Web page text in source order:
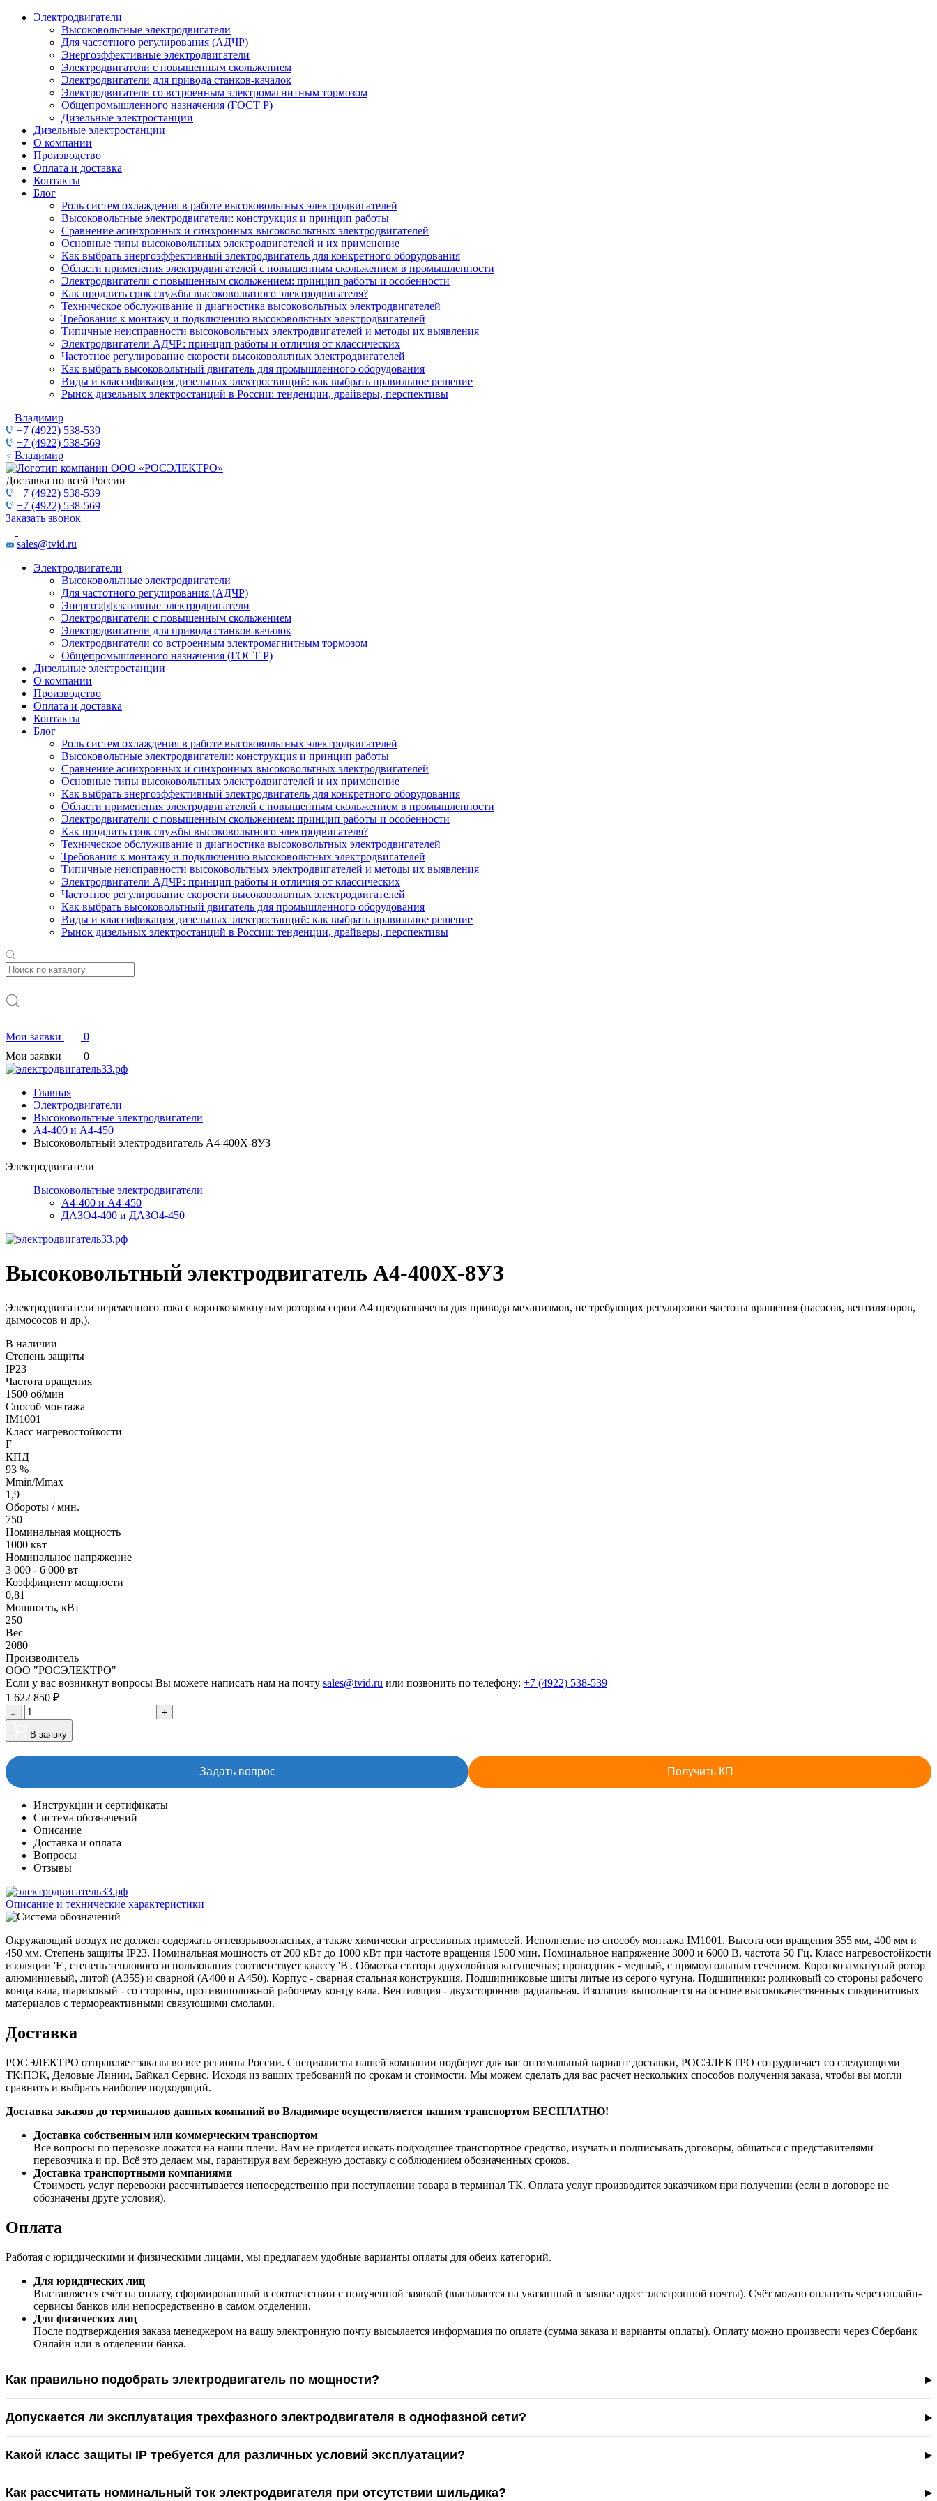
Электродвигатели
Высоковольтные электродвигатели
Для частотного регулирования (АДЧР)
Энергоэффективные электродвигатели
Электродвигатели с повышенным скольжением
Электродвигатели для привода станков-качалок
Электродвигатели со встроенным электромагнитным тормозом
Общепромышленного назначения (ГОСТ Р)
Дизельные электростанции
Дизельные электростанции
О компании
Производство
Оплата и доставка
Контакты
Блог
Роль систем охлаждения в работе высоковольтных электродвигателей
Высоковольтные электродвигатели: конструкция и принцип работы
Сравнение асинхронных и синхронных высоковольтных электродвигателей
Основные типы высоковольтных электродвигателей и их применение
Как выбрать энергоэффективный электродвигатель для конкретного оборудования
Области применения электродвигателей с повышенным скольжением в промышленности
Электродвигатели с повышенным скольжением: принцип работы и особенности
Как продлить срок службы высоковольтного электродвигателя?
Техническое обслуживание и диагностика высоковольтных электродвигателей
Требования к монтажу и подключению высоковольтных электродвигателей
Типичные неисправности высоковольтных электродвигателей и методы их выявления
Электродвигатели АДЧР: принцип работы и отличия от классических
Частотное регулирование скорости высоковольтных электродвигателей
Как выбрать высоковольтный двигатель для промышленного оборудования
Виды и классификация дизельных электростанций: как выбрать правильное решение
Рынок дизельных электростанций в России: тенденции, драйверы, перспективы
Владимир
+7 (4922) 538-539
+7 (4922) 538-569
Владимир
Доставка по всей России
+7 (4922) 538-539
+7 (4922) 538-569
Заказать звонок
sales@tvid.ru
Электродвигатели
Высоковольтные электродвигатели
Для частотного регулирования (АДЧР)
Энергоэффективные электродвигатели
Электродвигатели с повышенным скольжением
Электродвигатели для привода станков-качалок
Электродвигатели со встроенным электромагнитным тормозом
Общепромышленного назначения (ГОСТ Р)
Дизельные электростанции
О компании
Производство
Оплата и доставка
Контакты
Блог
Роль систем охлаждения в работе высоковольтных электродвигателей
Высоковольтные электродвигатели: конструкция и принцип работы
Сравнение асинхронных и синхронных высоковольтных электродвигателей
Основные типы высоковольтных электродвигателей и их применение
Как выбрать энергоэффективный электродвигатель для конкретного оборудования
Области применения электродвигателей с повышенным скольжением в промышленности
Электродвигатели с повышенным скольжением: принцип работы и особенности
Как продлить срок службы высоковольтного электродвигателя?
Техническое обслуживание и диагностика высоковольтных электродвигателей
Требования к монтажу и подключению высоковольтных электродвигателей
Типичные неисправности высоковольтных электродвигателей и методы их выявления
Электродвигатели АДЧР: принцип работы и отличия от классических
Частотное регулирование скорости высоковольтных электродвигателей
Как выбрать высоковольтный двигатель для промышленного оборудования
Виды и классификация дизельных электростанций: как выбрать правильное решение
Рынок дизельных электростанций в России: тенденции, драйверы, перспективы
Мои заявки
0
Мои заявки
0
Главная
Электродвигатели
Высоковольтные электродвигатели
А4-400 и А4-450
Высоковольтный электродвигатель А4-400Х-8УЗ
Электродвигатели
Высоковольтные электродвигатели
А4-400 и А4-450
ДАЗО4-400 и ДАЗО4-450
Высоковольтный электродвигатель А4-400Х-8УЗ
Электродвигатели переменного тока с короткозамкнутым ротором серии А4 предназначены для привода механизмов, не требующих регулировки частоты вращения (насосов, вентиляторов,
дымососов и др.).
В наличии
Степень защиты
IP23
Частота вращения
1500 об/мин
Способ монтажа
IM1001
Класс нагревостойкости
F
КПД
93 %
Mmin/Mmax
1,9
Обороты / мин.
750
Номинальная мощность
1000 квт
Номинальное напряжение
3 000 - 6 000 вт
Коэффициент мощности
0,81
Мощность, кВт
250
Вес
2080
Производитель
ООО "РОСЭЛЕКТРО"
Если у вас возникнут вопросы Вы можете написать нам на почту sales@tvid.ru или позвонить по телефону: +7 (4922) 538-539
1 622 850 ₽
В заявку
Задать вопрос Получить КП
Инструкции и сертификаты
Система обозначений
Описание
Доставка и оплата
Вопросы
Отзывы
Описание и технические характеристики
Окружающий воздух не должен содержать огневзрывоопасных, а также химически агрессивных примесей. Исполнение по способу монтажа IM1001. Высота оси вращения 355 мм, 400 мм и
450 мм. Степень защиты IP23. Номинальная мощность от 200 кВт до 1000 кВт при частоте вращения 1500 мин. Номинальное напряжение 3000 и 6000 В, частота 50 Гц. Класс нагревостойкости
изоляции 'F', степень теплового использования соответствует классу 'В'. Обмотка статора двухслойная катушечная; проводник - медный, с прямоугольным сечением. Короткозамкнутый ротор
алюминиевый, литой (А355) и сварной (А400 и А450). Корпус - сварная стальная конструкция. Подшипниковые щиты литые из серого чугуна. Подшипники: роликовый со стороны рабочего
конца вала, шариковый - со стороны, противоположной рабочему концу вала. Вентиляция - двухсторонняя радиальная. Изоляция выполняется на основе высококачественных слюдинитовых
материалов с термореактивными связующими смолами.
Доставка
РОСЭЛЕКТРО отправляет заказы во все регионы России. Специалисты нашей компании подберут для вас оптимальный вариант доставки, РОСЭЛЕКТРО сотрудничает со следующими
ТК:ПЭК, Деловые Линии, Байкал Сервис. Исходя из ваших требований по срокам и стоимости. Мы можем сделать для вас расчет нескольких способов получения заказа, чтобы вы могли
сравнить и выбрать наиболее подходящий.
Доставка заказов до терминалов данных компаний во Владимире осуществляется нашим транспортом БЕСПЛАТНО!
Доставка собственным или коммерческим транспортом
Все вопросы по перевозке ложатся на наши плечи. Вам не придется искать подходящее транспортное средство, изучать и подписывать договоры, общаться с представителями
перевозчика и пр. Всё это делаем мы, гарантируя вам бережную доставку с соблюдением обозначенных сроков.
Доставка транспортными компаниями
Стоимость услуг перевозки рассчитывается непосредственно при поступлении товара в терминал ТК. Оплата услуг производится заказчиком при получении (если в договоре не
обозначены друге условия).
Оплата
Работая с юридическими и физическими лицами, мы предлагаем удобные варианты оплаты для обеих категорий.
Для юридических лиц
Выставляется счёт на оплату, сформированный в соответствии с полученной заявкой (высылается на указанный в заявке адрес электронной почты). Счёт можно оплатить через онлайн-
сервисы банков или непосредственно в самом отделении.
Для физических лиц
После подтверждения заказа менеджером на вашу электронную почту высылается информация по оплате (сумма заказа и варианты оплаты). Оплату можно произвести через Сбербанк
Онлайн или в отделении банка.
Как правильно подобрать электродвигатель по мощности?
Допускается ли эксплуатация трехфазного электродвигателя в однофазной сети?
Какой класс защиты IP требуется для различных условий эксплуатации?
Как рассчитать номинальный ток электродвигателя при отсутствии шильдика?